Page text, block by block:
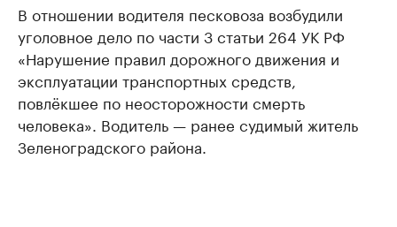
В отношении водителя песковоза возбудили
уголовное дело по части 3 статьи 264 УК РФ
«Нарушение правил дорожного движения и
эксплуатации транспортных средств,
повлёкшее по неосторожности смерть
человека». Водитель — ранее судимый житель
Зеленоградского района.